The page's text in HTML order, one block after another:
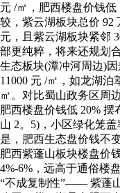
元 /㎡，肥西楼盘价钱低
较，紫云湖板块总价 92
元，且紫云湖板块紧邻
部更纯粹，将来还规划
生态板块(潭冲河周边)
11000 元 /㎡，如龙湖泊
㎡。对比蜀山政务区周
肥西楼盘价钱低 20% 摆
山 2。5)，小区绿化笼
是，肥西生态盘价钱不
肥西紫蓬山板块楼盘价
4%-6%，远高于通俗楼
“不成复制性”—— 紫蓬